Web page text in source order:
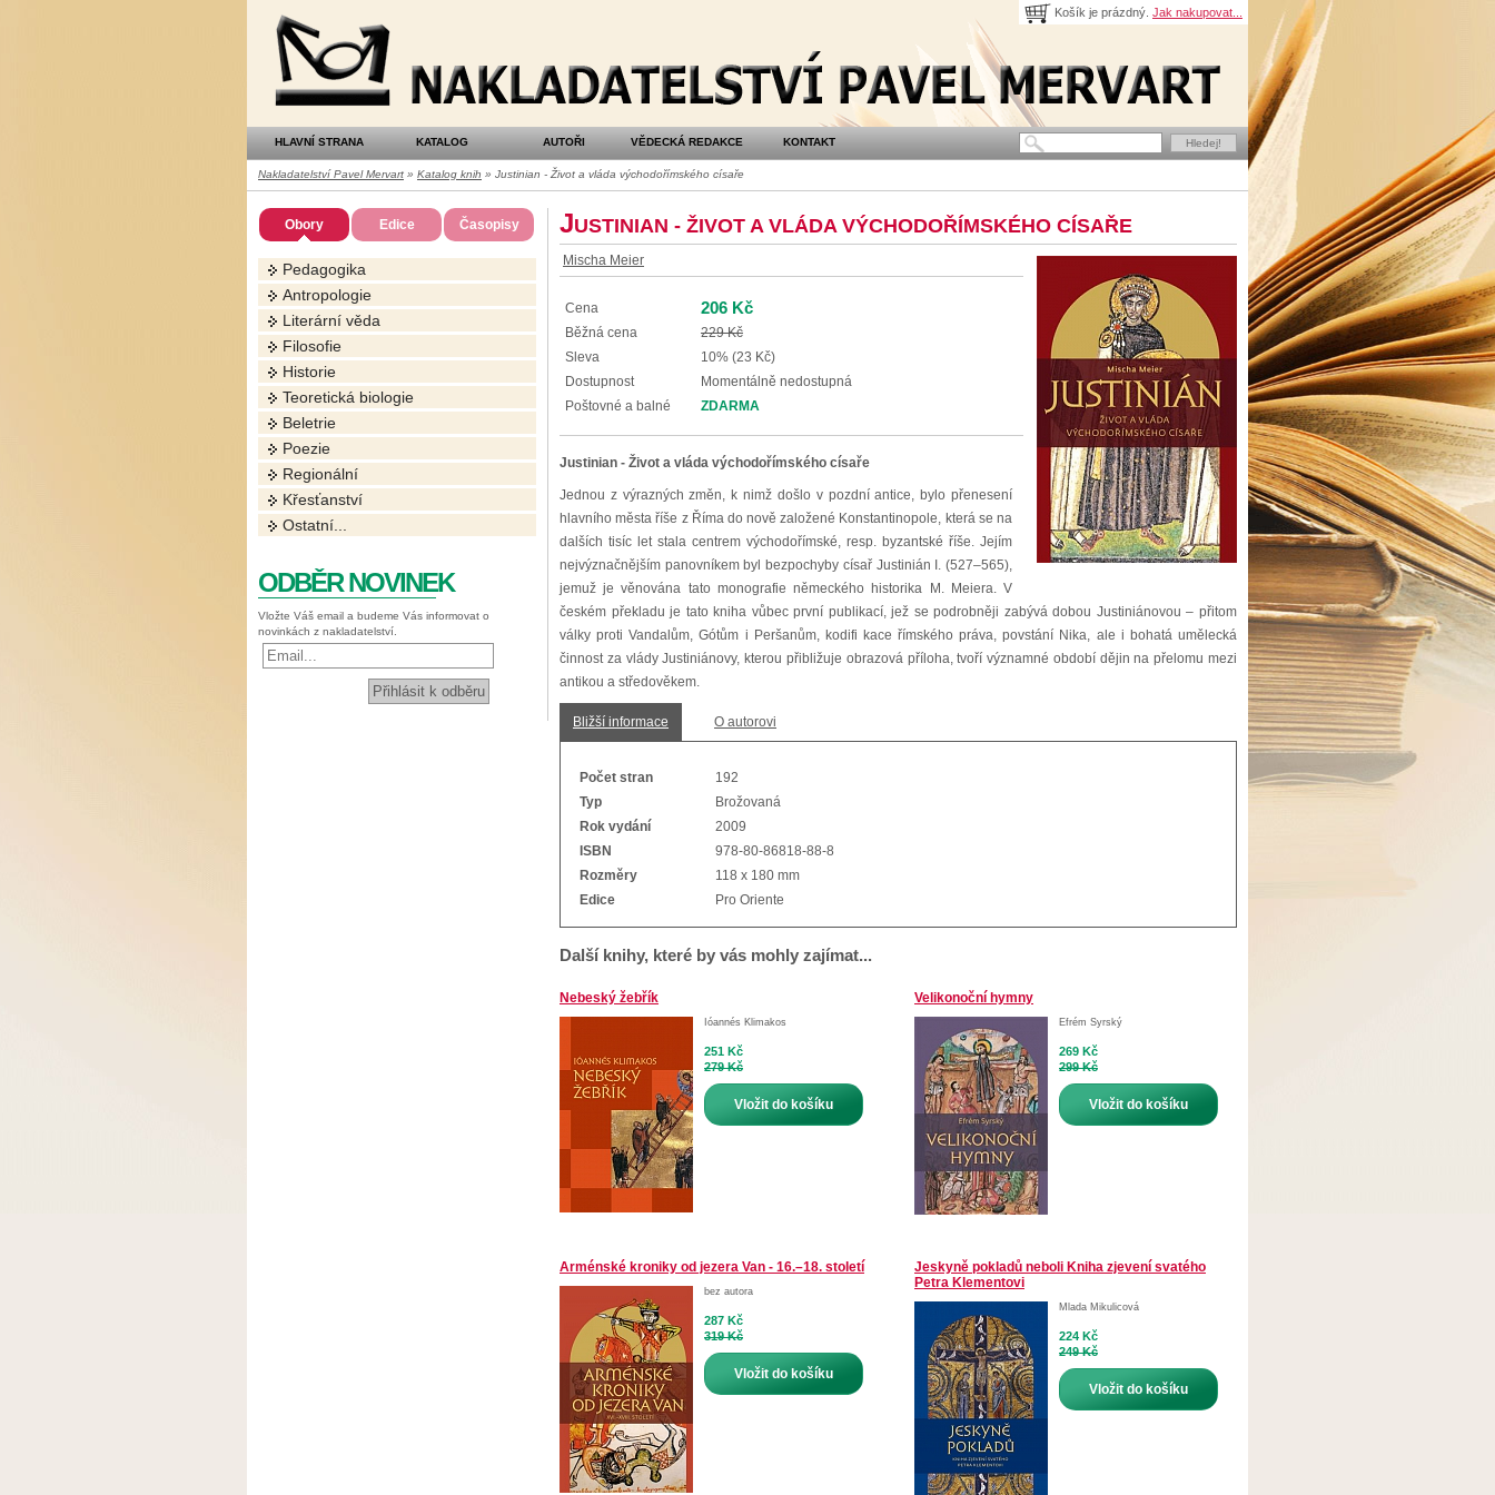
Nakladatelství
Pavel
Mervart
Košík je prázdný. Jak nakupovat...
HLAVNÍ STRANA KATALOG AUTOŘI VĚDECKÁ REDAKCE KONTAKT
Nakladatelství Pavel Mervart » Katalog knih » Justinian - Život a vláda východořímského císaře
Obory Edice Časopisy
Pedagogika
Antropologie
Literární věda
Filosofie
Historie
Teoretická biologie
Beletrie
Poezie
Regionální
Křesťanství
Ostatní...
ODBĚR NOVINEK
Vložte Váš email a budeme Vás informovat o
novinkách z nakladatelství.
JUSTINIAN - ŽIVOT A VLÁDA VÝCHODOŘÍMSKÉHO CÍSAŘE
Mischa Meier
Cena 206 Kč
Běžná cena
229 Kč
Sleva
10% (23 Kč)
Dostupnost
Momentálně nedostupná
Poštovné a balné
ZDARMA
Justinian - Život a vláda východořímského císaře
Jednou z výrazných změn, k nimž došlo v pozdní antice, bylo přenesení
hlavního města říše z Říma do nově založené Konstantinopole, která se na
dalších tisíc let stala centrem východořímské, resp. byzantské říše. Jejím
nejvýznačnějším panovníkem byl bezpochyby císař Justinián I. (527–565),
jemuž je věnována tato monografie německého historika M. Meiera. V
českém překladu je tato kniha vůbec první publikací, jež se podrobněji zabývá dobou Justiniánovou – přitom
války proti Vandalům, Gótům i Peršanům, kodifi kace římského práva, povstání Nika, ale i bohatá umělecká
činnost za vlády Justiniánovy, kterou přibližuje obrazová příloha, tvoří významné období dějin na přelomu mezi
antikou a středověkem.
Bližší informace O autorovi
Počet stran
192
Typ
Brožovaná
Rok vydání
2009
ISBN
978-80-86818-88-8
Rozměry
118 x 180 mm
Edice
Pro Oriente
Další knihy, které by vás mohly zajímat...
Nebeský žebřík
Ióannés Klimakos
251 Kč
279 Kč
Vložit do košíku
Velikonoční hymny
Efrém Syrský
269 Kč
299 Kč
Vložit do košíku
Arménské kroniky od jezera Van - 16.–18. století
bez autora
287 Kč
319 Kč
Vložit do košíku
Jeskyně pokladů neboli Kniha zjevení svatého
Petra Klementovi
Mlada Mikulicová
224 Kč
249 Kč
Vložit do košíku